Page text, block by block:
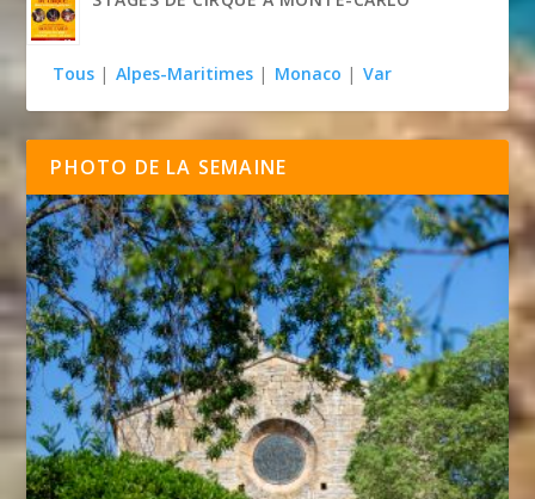
Tous | Alpes-Maritimes | Monaco | Var
PHOTO DE LA SEMAINE